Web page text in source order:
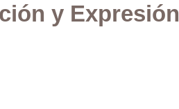
y Expresión